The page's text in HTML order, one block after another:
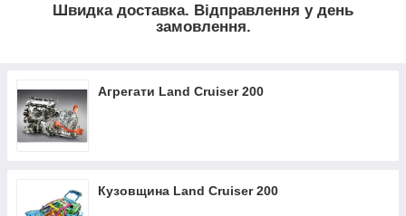
Швидка доставка. Відправлення у день
замовлення.
Агрегати Land Cruiser 200
Кузовщина Land Cruiser 200